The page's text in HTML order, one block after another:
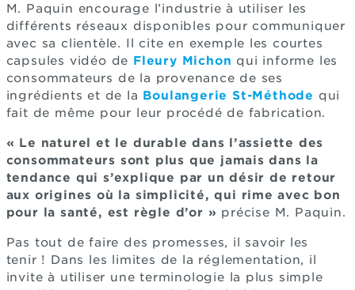
M. Paquin encourage l’industrie à utiliser les
différents réseaux disponibles pour communiquer
avec sa clientèle. Il cite en exemple les courtes
capsules vidéo de Fleury Michon qui informe les
consommateurs de la provenance de ses
ingrédients et de la Boulangerie St-Méthode qui
fait de même pour leur procédé de fabrication.
« Le naturel et le durable dans l’assiette des
consommateurs sont plus que jamais dans la
tendance qui s’explique par un désir de retour
aux origines où la simplicité, qui rime avec bon
pour la santé, est règle d’or » précise M. Paquin.
Pas tout de faire des promesses, il savoir les
tenir ! Dans les limites de la réglementation, il
invite à utiliser une terminologie la plus simple